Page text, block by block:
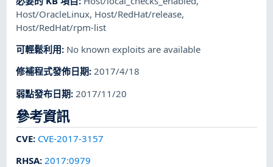
Host/OracleLinux, Host/RedHat/release,
Host/RedHat/rpm-list
可輕鬆利用: No known exploits are available
修補程式發佈日期:2017/4/18
弱點發布日期: 2017/11/20
參考資訊
CVE: CVE-2017-3157
RHSA: 2017:0979